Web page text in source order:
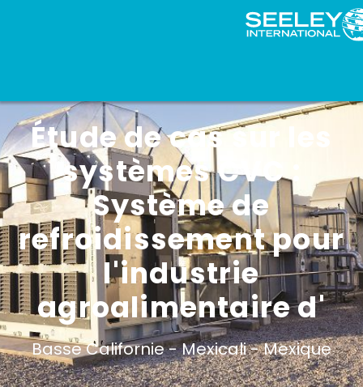
Étude de cas sur les
systèmes CVC :
Système de
refroidissement pour
l'industrie
agroalimentaire d'
Basse Californie -Mexicali -Mexique